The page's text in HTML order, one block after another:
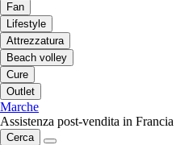
Fan
Lifestyle
Attrezzatura
Beach volley
Cure
Outlet
Marche
Assistenza post-vendita in Francia
Cerca